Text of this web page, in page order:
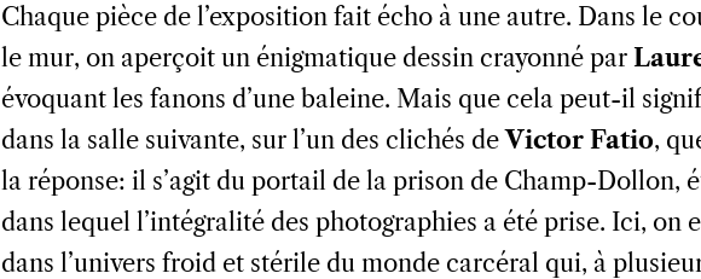
Chaque pièce de l’exposition fait écho à une autre. Dans le
le mur, on aperçoit un énigmatique dessin crayonné par
évoquant les fanons d’une baleine. Mais que cela peut-il
dans la salle suivante, sur l’un des clichés deVictor Fatio,
la réponse: il s’agit du portail de la prison de Champ-Dollon,
dans lequel l’intégralité des photographies a été prise. Ici, on
dans l’univers froid et stérile du monde carcéral qui, à